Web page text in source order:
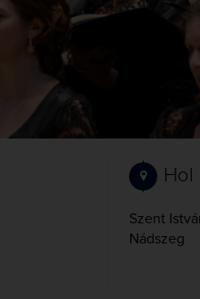
Hol
Szent
Nádszeg